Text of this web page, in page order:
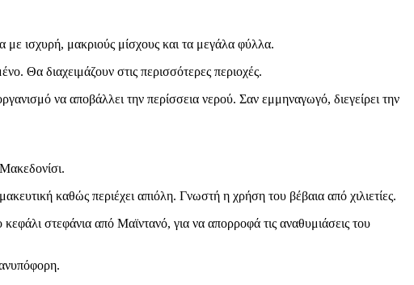
ισχυρή, μακριούς μίσχους και τα μεγάλα φύλλα.
Θα διαχειμάζουν στις περισσότερες περιοχές.
να αποβάλλει την περίσσεια νερού. Σαν εμμηναγωγό, διεγείρει την
καθώς περιέχει απιόλη. Γνωστή η χρήση του βέβαια από χιλιετίες.
στεφάνια από Μαϊντανό, για να απορροφά τις αναθυμιάσεις του